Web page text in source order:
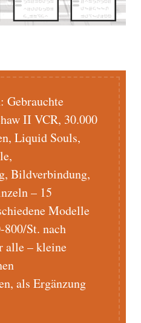
Gebrauchte
II VCR, 30.000
Liquid Souls,
Bildverbindung,
– 15
Modelle
St. nach
alle – kleine
als Ergänzung